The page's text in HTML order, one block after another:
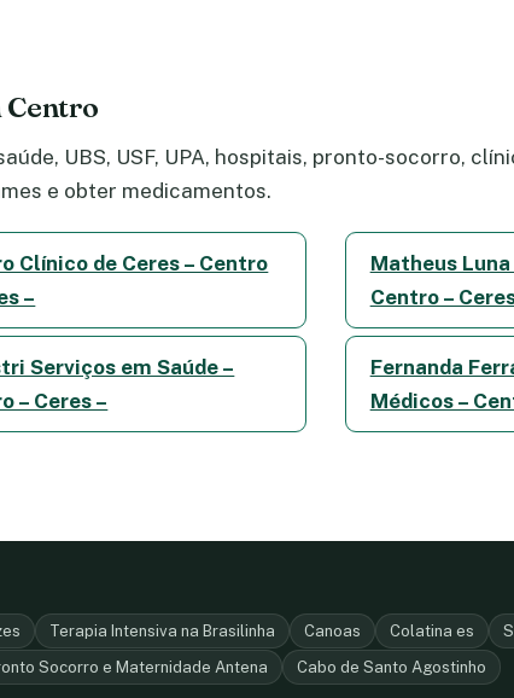
Centro
UBS, USF, UPA, hospitais, pronto-socorro,
e obter medicamentos.
Clínico de Ceres – Centro
–
Matheus
Centro –
Serviços em Saúde –
– Ceres –
Fernanda
Médicos –
Terapia Intensiva na Brasilinha Canoas Colatina es
Socorro e Maternidade Antena Cabo de Santo Agostinho